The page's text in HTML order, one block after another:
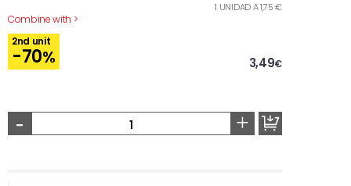
Combine with >
1 UNIDAD A 1,75 €
2nd unit
-70% 3,49€
- +